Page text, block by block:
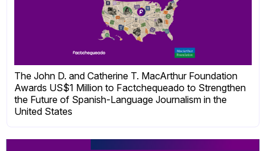
The John D. and Catherine T. MacArthur Foundation
Awards US$1 Million to Factchequeado to Strengthen
the Future of Spanish-Language Journalism in the
United States